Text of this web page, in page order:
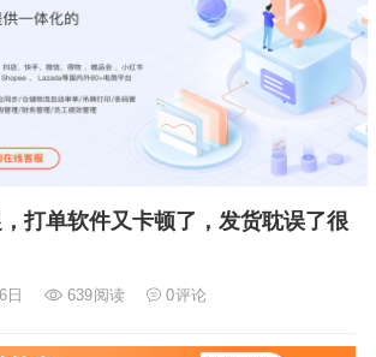
打单软件又卡顿了，发货耽误了很
日 639阅读 0评论